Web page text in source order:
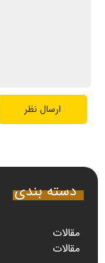
دسته بندی
مقالات
مقالات